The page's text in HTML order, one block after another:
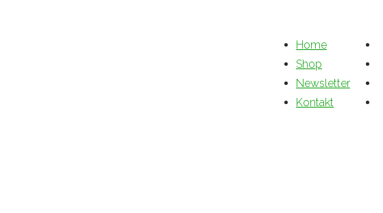
Home
Shop
Newsletter
Kontakt